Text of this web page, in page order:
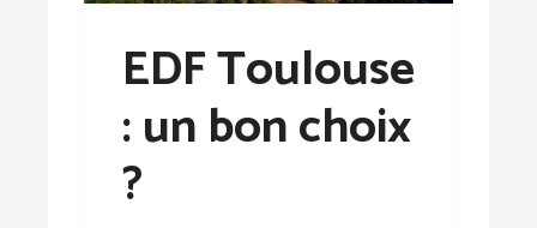
EDF Toulouse
: un bon choix
?